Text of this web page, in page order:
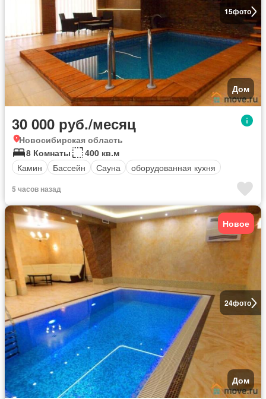
15фото
Дом
30 000 руб./месяц
Новосибирская область
8 Комнаты
400 кв.м
Камин
Бассейн Сауна оборудованная кухня
5 часов назад
24фото
Новое
Дом